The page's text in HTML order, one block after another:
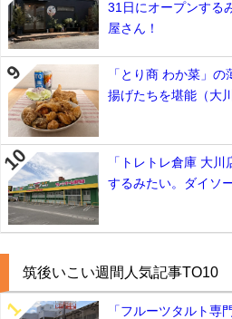
31日にオープンする
屋さん！
「とり商 わか菜」
揚げたちを堪能（大川
「トレトレ倉庫 大
するみたい。ダイソ
筑後いこい週間人気記事TO10
「フルーツタルト専